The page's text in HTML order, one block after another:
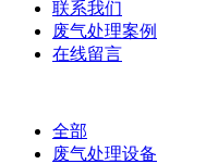
联系我们
废气处理案例
在线留言
全部
废气处理设备